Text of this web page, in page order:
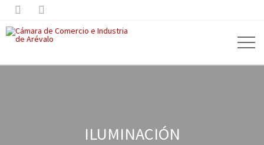
 
ILUMINACIÓN